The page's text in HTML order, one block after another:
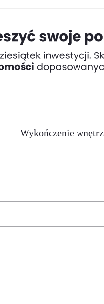
Wykończenie wnętrz